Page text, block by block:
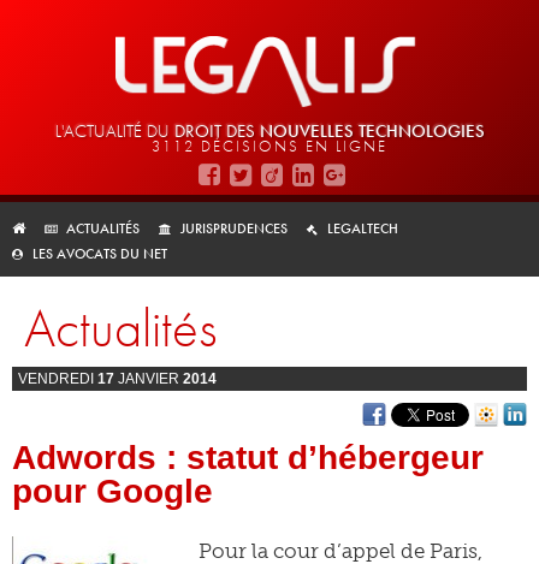
L'ACTUALITÉ DU DROIT DES NOUVELLES TECHNOLOGIES
3112 DÉCISIONS EN LIGNE
ACTUALITÉS JURISPRUDENCES
LEGALTECH
LES AVOCATS DU NET
Actualités
VENDREDI 17 JANVIER 2014
Adwords : statut d’hébergeur
pour Google
Pour la cour d’appel de Paris,